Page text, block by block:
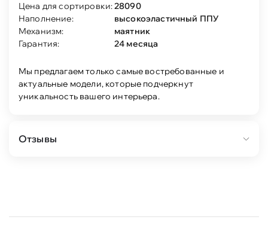
Цена для сортировки:28090
Наполнение:
высокоэластичный ППУ
Механизм:
маятник
Гарантия:
24 месяца
Мы предлагаем только самые востребованные и
актуальные модели, которые подчеркнут
уникальность вашего интерьера.
Отзывы